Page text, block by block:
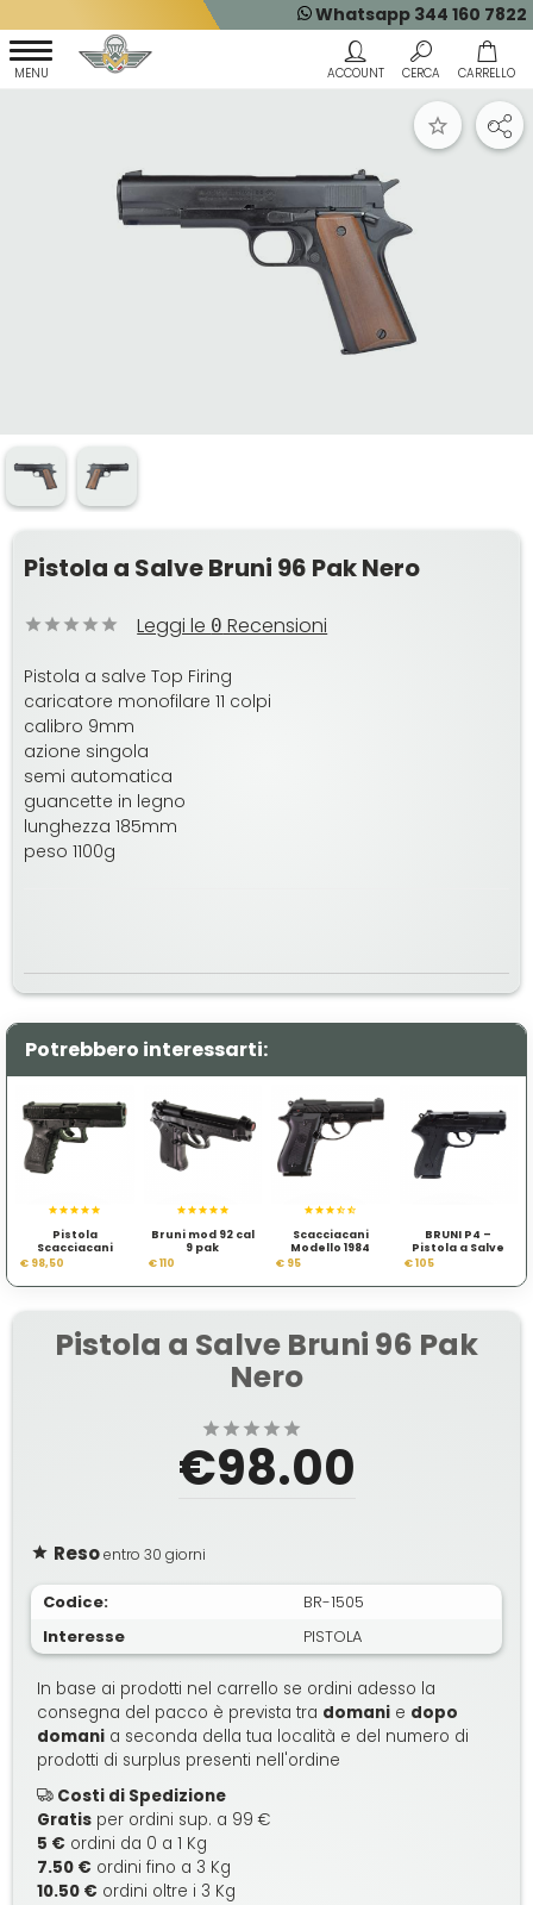
Whatsapp 344 160 7822
Pistola a Salve Bruni 96 Pak Nero
Leggi le 0 Recensioni
Pistola a salve Top Firing
caricatore monofilare 11 colpi
calibro 9mm
azione singola
semi automatica
guancette in legno
lunghezza 185mm
peso 1100g
Potrebbero interessarti:
Pistola
Scacciacani
G.m.l.
€ 98,50
Bruni mod 92 cal
9 pak
€ 110
Scacciacani
Modello 1984
€ 95
BRUNI P4 –
Pistola a Salve
Calibro 9 mm
€ 105
Pistola a Salve Bruni 96 Pak
Nero
€98.00
Resoentro 30 giorni
Codice:
BR-1505
Interesse
PISTOLA
In base ai prodotti nel carrello se ordini adesso la
consegna del pacco è prevista tra domani e dopo
domani a seconda della tua località e del numero di
prodotti di surplus presenti nell'ordine
Costi di Spedizione
Gratis per ordini sup. a 99 €
5 € ordini da 0 a 1 Kg
7.50 € ordini fino a 3 Kg
10.50 € ordini oltre i 3 Kg